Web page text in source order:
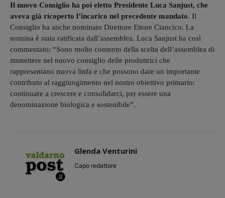
Il nuovo Consiglio ha poi eletto Presidente Luca Sanjust, che
aveva già ricoperto l’incarico nel precedente mandato. Il
Consiglio ha anche nominato Direttore Ettore Ciancico. La
nomina è stata ratificata dall’assemblea. Luca Sanjust ha così
commentato: “Sono molto contento della scelta dell’assemblea di
immettere nel nuovo consiglio delle produttrici che
rappresentano nuova linfa e che possono dare un importante
contributo al raggiungimento nel nostro obiettivo primario:
continuare a crescere e consolidarci, per essere una
denominazione biologica e sostenibile”.
Glenda Venturini
Capo redattore